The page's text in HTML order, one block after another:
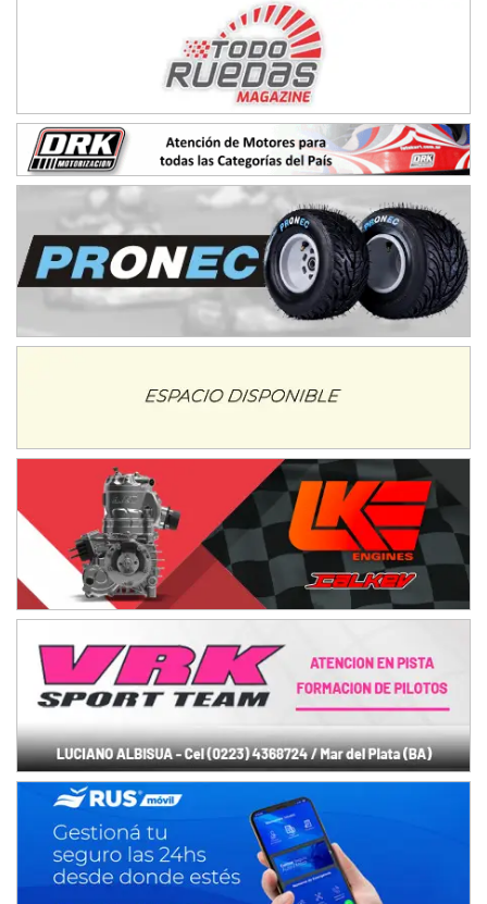
José Samuel Sánchez (Tierra)
TUCUMANO - F5
Juan Navarro (Asfalto)
El Timbó (Tucumán)
COBERTURA ESPECIAL DE E-KART.COM.AR
08/09-AGO
IAME SERIES ARGENTINA 6
Ramiro Tot (Asfalto)
Baradero (Buenos Aires)
KDO - F6
Villaguay (Entre Ríos)
VICTORIENSE - F7
El Cerro (Tierra)
Victoria (Entre Ríos)
PATAGONICO - F6
Moto Club Reginense (Tierra)
CSK - F7
Juventud Unida (Tierra)
Humboldt (Santa Fe)
NORESTE SANTAFESINO - F6
Ciudad de Avellaneda (Asfalto)
Avellaneda (Santa Fe)
SUR SANTAFESINO - F4
José Samuel Sánchez (Tierra)
Rufino (Santa Fe)